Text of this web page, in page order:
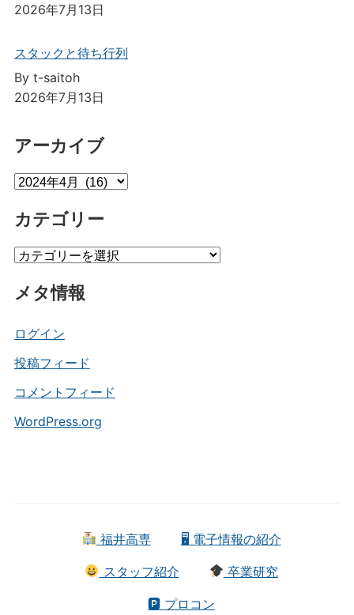
2026年7月13日
スタックと待ち行列
By t-saitoh
2026年7月13日
アーカイブ
ア
カ
ブ
カテゴリー
カ
ゴ
ー
メタ情報
ログイン
投稿フィード
コメントフィード
WordPress.org
福井高専 🖥 電子情報の紹介
スタッフ紹介 卒業研究
🅿 プロコン